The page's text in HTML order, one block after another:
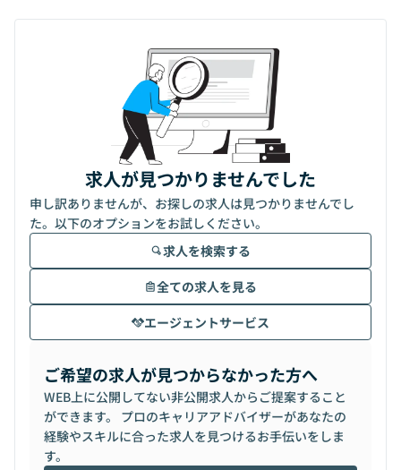
求人が見つかりませんでした
申し訳ありませんが、お探しの求人は見つかりませんでし
た。以下のオプションをお試しください。
求人を検索する
全ての求人を見る
エージェントサービス
ご希望の求人が見つからなかった方へ
WEB上に公開してない非公開求人からご提案すること
ができます。 プロのキャリアアドバイザーがあなたの
経験やスキルに合った求人を見つけるお手伝いをしま
す。